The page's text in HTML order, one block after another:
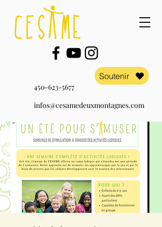
Soutenir
450-623-5677
infos@cesamedeuxmontagnes.com